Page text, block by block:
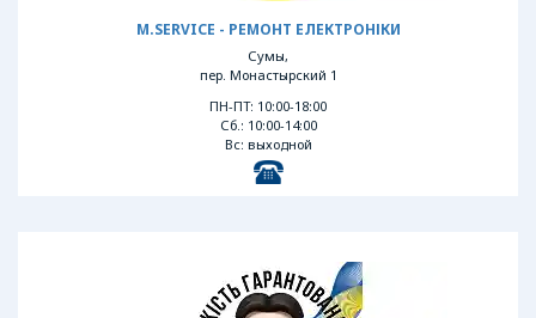
M.SERVICE - РЕМОНТ ЕЛЕКТРОНІКИ
Сумы,
пер. Монастырский 1
ПН-ПТ: 10:00-18:00
Сб.: 10:00-14:00
Вс: выходной